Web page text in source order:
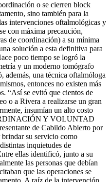
o se cierren block
sino también para la
intervenciones oftalmológicas y
con máxima precaución,
de coordinación) a su mínima
solución a esta definitiva para
poco tiempo se logró la
y un moderno tomógrafo
además, una técnica oftalmóloga
entonces no existen más
“Así se evitó que cientos de
o a Rivera a realizarse un gran
insumían un alto costo
Y VOLUNTAD
de Cabildo Abierto por
su servicio como
inquietudes de
ellas identificó, junto a su
las personas que debían
que las operaciones se
A raíz de la intervención